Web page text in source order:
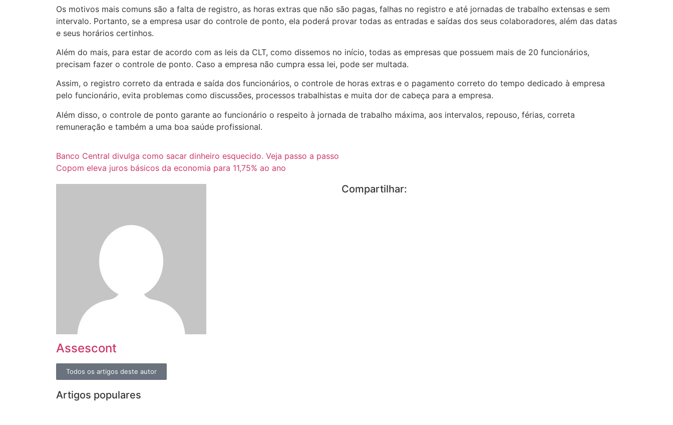
Os motivos mais comuns são a falta de registro, as horas extras que não são pagas, falhas no registro e até jornadas de trabalho extensas e sem
intervalo. Portanto, se a empresa usar do controle de ponto, ela poderá provar todas as entradas e saídas dos seus colaboradores, além das datas
e seus horários certinhos.
Além do mais, para estar de acordo com as leis da CLT, como dissemos no início, todas as empresas que possuem mais de 20 funcionários,
precisam fazer o controle de ponto. Caso a empresa não cumpra essa lei, pode ser multada.
Assim, o registro correto da entrada e saída dos funcionários, o controle de horas extras e o pagamento correto do tempo dedicado à empresa
pelo funcionário, evita problemas como discussões, processos trabalhistas e muita dor de cabeça para a empresa.
Além disso, o controle de ponto garante ao funcionário o respeito à jornada de trabalho máxima, aos intervalos, repouso, férias, correta
remuneração e também a uma boa saúde profissional.
Banco Central divulga como sacar dinheiro esquecido. Veja passo a passo
Copom eleva juros básicos da economia para 11,75% ao ano
Assescont
Todos os artigos deste autor
Compartilhar:
Artigos populares